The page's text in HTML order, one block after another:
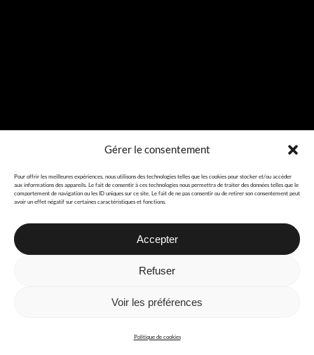
Gérer le consentement
Pour offrir les meilleures expériences, nous utilisons des technologies telles que les cookies pour stocker et/ou accéder
aux informations des appareils. Le fait de consentir à ces technologies nous permettra de traiter des données telles que le
comportement de navigation ou les ID uniques sur ce site. Le fait de ne pas consentir ou de retirer son consentement peut
avoir un effet négatif sur certaines caractéristiques et fonctions.
Accepter
Refuser
Voir les préférences
Politique de cookies